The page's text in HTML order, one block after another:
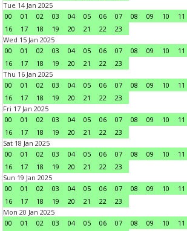
Tue 14 Jan 2025
00
01 02 03 04 05 06 07 08 09 10 11
16
17 18 19 20 21 22
23
Wed 15 Jan 2025
00
01 02 03 04 05 06 07 08 09 10 11
16
17 18 19 20 21 22
23
Thu 16 Jan 2025
00
01 02 03 04 05 06 07 08 09 10 11
16
17 18 19 20 21 22
23
Fri 17 Jan 2025
00
01 02 03 04 05 06 07 08 09 10 11
16
17 18 19 20 21 22
23
Sat 18 Jan 2025
00
01 02 03 04 05 06 07 08 09 10 11
16
17 18 19 20 21 22
23
Sun 19 Jan 2025
00
01 02 03 04 05 06 07 08 09 10 11
16
17 18 19 20 21 22
23
Mon 20 Jan 2025
00
01 02 03 04 05 06 07 08 09 10 11